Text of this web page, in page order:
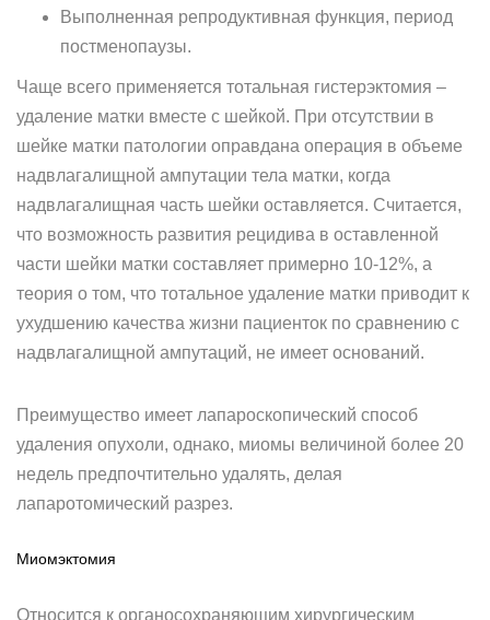
Выполненная репродуктивная функция, период
постменопаузы.
Чаще всего применяется тотальная гистерэктомия –
удаление матки вместе с шейкой. При отсутствии в
шейке матки патологии оправдана операция в объеме
надвлагалищной ампутации тела матки, когда
надвлагалищная часть шейки оставляется. Считается,
что возможность развития рецидива в оставленной
части шейки матки составляет примерно 10-12%, а
теория о том, что тотальное удаление матки приводит к
ухудшению качества жизни пациенток по сравнению с
надвлагалищной ампутаций, не имеет оснований.
Преимущество имеет лапароскопический способ
удаления опухоли, однако, миомы величиной более 20
недель предпочтительно удалять, делая
лапаротомический разрез.
Миомэктомия
Относится к органосохраняющим хирургическим